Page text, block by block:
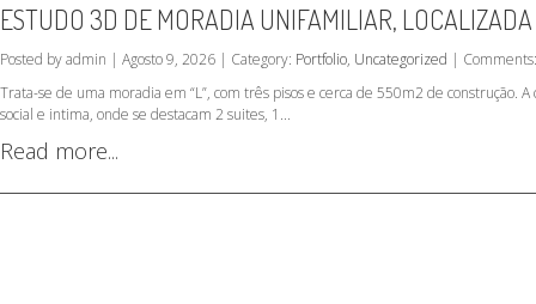
ESTUDO 3D DE MORADIA UNIFAMILIAR,
Posted by admin | Agosto 9, 2026 | Category: Portfolio, Uncategorized |
Trata-se de uma moradia em “L”, com três pisos e cerca de 550m2 de construção.
social e intima, onde se destacam 2 suites, 1...
Read more...